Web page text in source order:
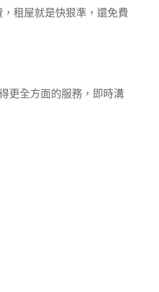
租屋就是快狠準，還免費
更全方面的服務，即時溝